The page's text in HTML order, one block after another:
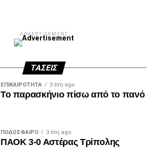
ADVERTISEMENT
ΤΆΣΕΙΣ
ΕΠΙΚΑΙΡΌΤΗΤΑ 3 έτη ago
Το παρασκήνιο πίσω από το πανό
ΠΟΔΌΣΦΑΙΡΟ 3 έτη ago
ΠΑΟΚ 3-0 Αστέρας Τρίπολης